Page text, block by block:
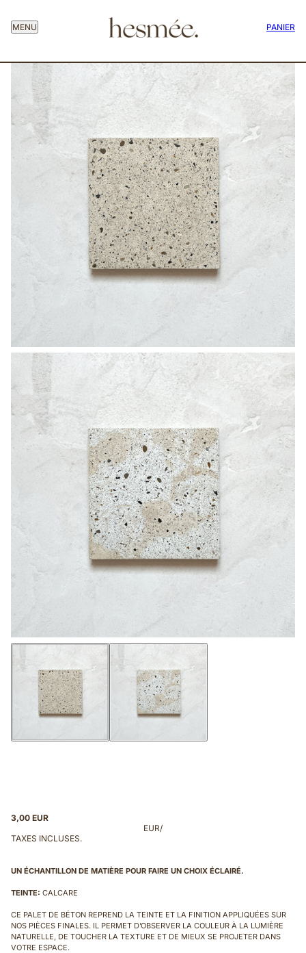
MENU PANIER
3,00 EUR
EUR/
TAXES INCLUSES.
UN ÉCHANTILLON DE MATIÈRE POUR FAIRE UN CHOIX ÉCLAIRÉ.
TEINTE: CALCARE
CE PALET DE BÉTON REPREND LA TEINTE ET LA FINITION APPLIQUÉES SUR
NOS PIÈCES FINALES. IL PERMET D’OBSERVER LA COULEUR À LA LUMIÈRE
NATURELLE, DE TOUCHER LA TEXTURE ET DE MIEUX SE PROJETER DANS
VOTRE ESPACE.